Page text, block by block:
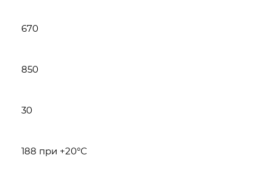
670
850
30
188 при +20°С